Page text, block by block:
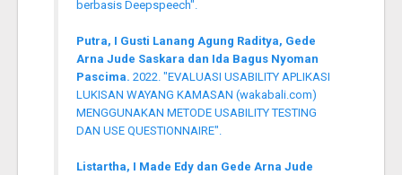
berbasis Deepspeech".
Putra, I Gusti Lanang Agung Raditya, Gede
Arna Jude Saskara dan Ida Bagus Nyoman
Pascima. 2022. "EVALUASI USABILITY APLIKASI
LUKISAN WAYANG KAMASAN (wakabali.com)
MENGGUNAKAN METODE USABILITY TESTING
DAN USE QUESTIONNAIRE".
Listartha, I Made Edy dan Gede Arna Jude